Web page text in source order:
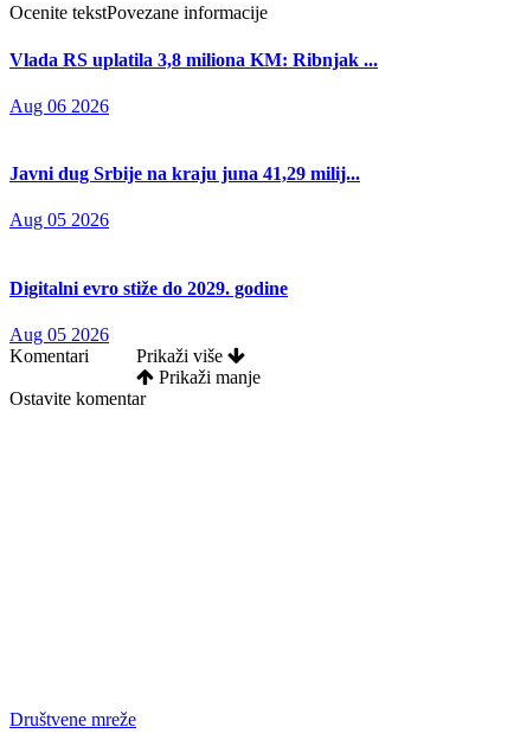
Ocenite tekstPovezane informacije
Vlada RS uplatila 3,8 miliona KM: Ribnjak ...
Aug 06 2026
Javni dug Srbije na kraju juna 41,29 milij...
Aug 05 2026
Digitalni evro stiže do 2029. godine
Aug 05 2026
Komentari
Prikaži više
Prikaži manje
Ostavite komentar
Društvene mreže